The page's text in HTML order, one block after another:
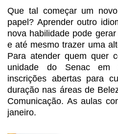
Que tal começar um
papel? Aprender outro
nova habilidade pode
e até mesmo trazer uma
Para atender quem quer
unidade do Senac em
inscrições abertas para
duração nas áreas de
Comunicação. As aulas
janeiro.